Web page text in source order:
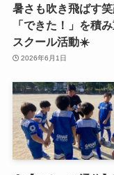
暑さも吹き飛ばす笑
「できた！」を積
スクール活動☀️
2026年6月1日